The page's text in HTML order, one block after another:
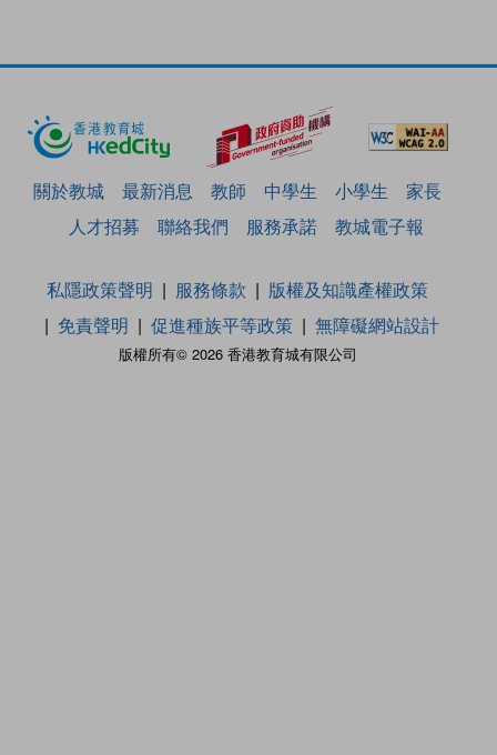
關於教城 最新消息 教師 中學生 小學生
家長
人才招募
聯絡我們 服務承諾 教城電子報
版權所有© 2026 香港教育城有限公司
私隱政策聲明 服務條款
版權及知識產權政策
免責聲明
促進種族平等政策 無障礙網站設計